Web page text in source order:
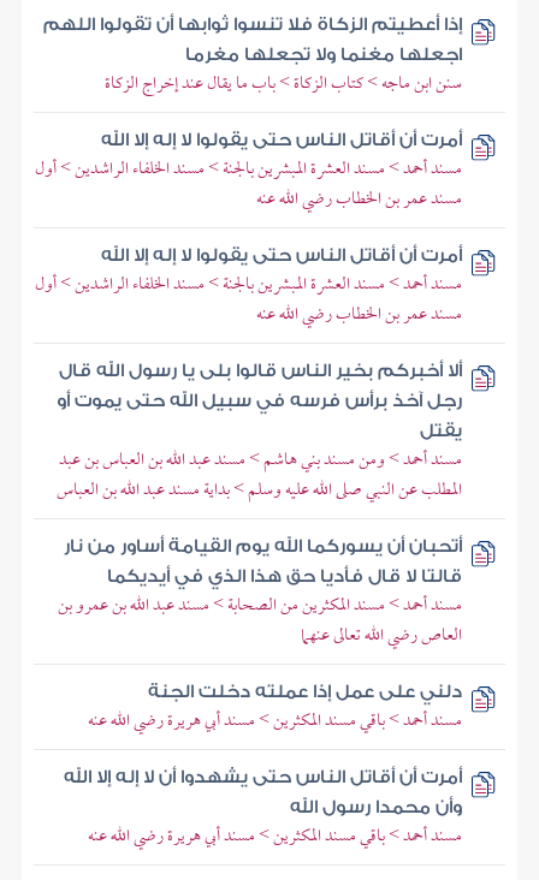
إذا أعطيتم الزكاة فلا تنسوا ثوابها أن تقولوا اللهم
اجعلها مغنما ولا تجعلها مغرما
سنن ابن ماجه > كتاب الزكاة > باب ما يقال عند إخراج الزكاة
أمرت أن أقاتل الناس حتى يقولوا لا إله إلا الله
مسند أحمد > مسند العشرة المبشرين بالجنة > مسند الخلفاء الراشدين > أول
مسند عمر بن الخطاب رضي الله عنه
أمرت أن أقاتل الناس حتى يقولوا لا إله إلا الله
مسند أحمد > مسند العشرة المبشرين بالجنة > مسند الخلفاء الراشدين > أول
مسند عمر بن الخطاب رضي الله عنه
ألا أخبركم بخير الناس قالوا بلى يا رسول الله قال
رجل آخذ برأس فرسه في سبيل الله حتى يموت أو
يقتل
مسند أحمد > ومن مسند بني هاشم > مسند عبد الله بن العباس بن عبد
المطلب عن النبي صلى الله عليه وسلم > بداية مسند عبد الله بن العباس
أتحبان أن يسوركما الله يوم القيامة أساور من نار
قالتا لا قال فأديا حق هذا الذي في أيديكما
مسند أحمد > مسند المكثرين من الصحابة > مسند عبد الله بن عمرو بن
العاص رضي الله تعالى عنهما
دلني على عمل إذا عملته دخلت الجنة
مسند أحمد > باقي مسند المكثرين > مسند أبي هريرة رضي الله عنه
أمرت أن أقاتل الناس حتى يشهدوا أن لا إله إلا الله
وأن محمدا رسول الله
مسند أحمد > باقي مسند المكثرين > مسند أبي هريرة رضي الله عنه